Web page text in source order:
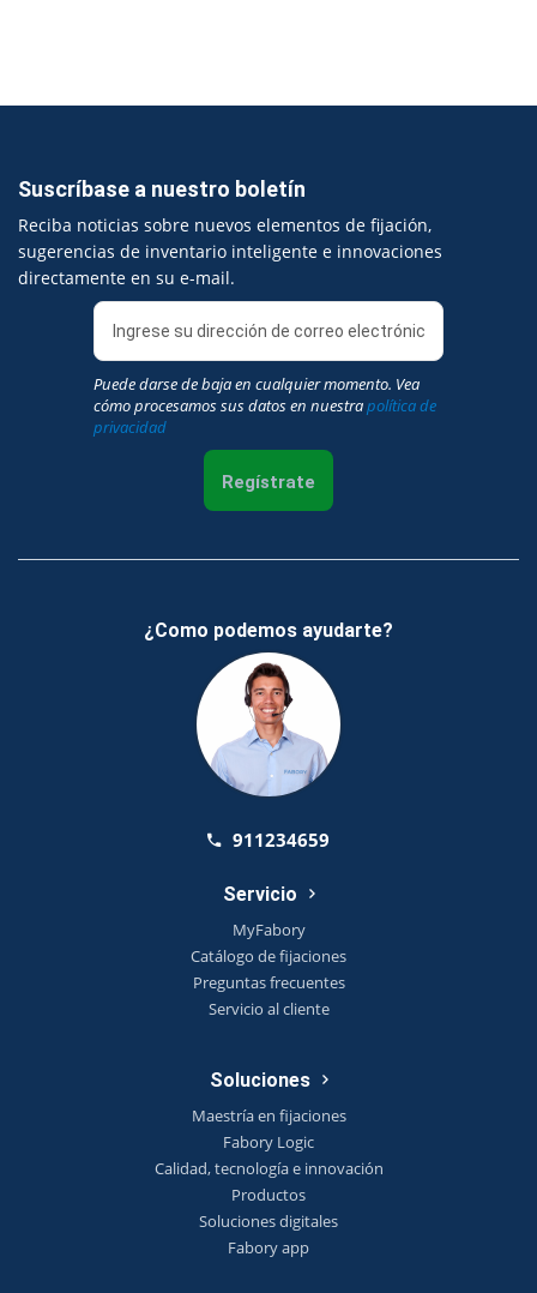
Suscríbase a nuestro boletín
Reciba noticias sobre nuevos elementos de fijación,
sugerencias de inventario inteligente e innovaciones
directamente en su e-mail.
Puede darse de baja en cualquier momento. Vea
cómo procesamos sus datos en nuestrapolítica de
privacidad
Regístrate
¿Como podemos ayudarte?
911234659
Servicio
MyFabory
Catálogo de fijaciones
Preguntas frecuentes
Servicio al cliente
Soluciones
Maestría en fijaciones
Fabory Logic
Calidad, tecnología e innovación
Productos
Soluciones digitales
Fabory app